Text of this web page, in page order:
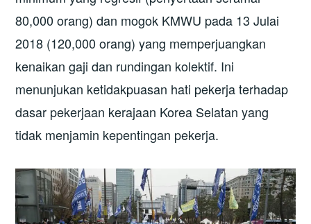
80,000 orang) dan mogok KMWU pada 13 Julai
2018 (120,000 orang) yang memperjuangkan
kenaikan gaji dan rundingan kolektif. Ini
menunjukan ketidakpuasan hati pekerja terhadap
dasar pekerjaan kerajaan Korea Selatan yang
tidak menjamin kepentingan pekerja.